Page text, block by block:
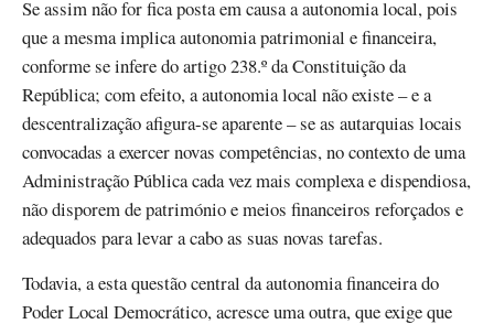
Se assim não for fica posta em causa a autonomia local, pois
que a mesma implica autonomia patrimonial e financeira,
conforme se infere do artigo 238.º da Constituição da
República; com efeito, a autonomia local não existe – e a
descentralização afigura-se aparente – se as autarquias locais
convocadas a exercer novas competências, no contexto de uma
Administração Pública cada vez mais complexa e dispendiosa,
não disporem de património e meios financeiros reforçados e
adequados para levar a cabo as suas novas tarefas.
Todavia, a esta questão central da autonomia financeira do
Poder Local Democrático, acresce uma outra, que exige que